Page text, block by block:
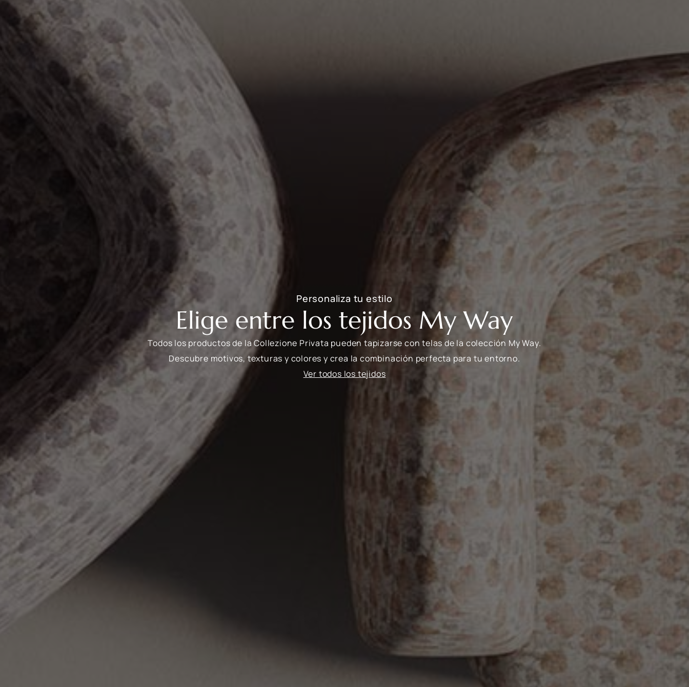
Personaliza tu estilo
Elige entre los tejidos My Way
Todos los productos de la Collezione Privata pueden tapizarse con telas de la colección My Way.
Descubre motivos, texturas y colores y crea la combinación perfecta para tu entorno.
Ver todos los tejidos